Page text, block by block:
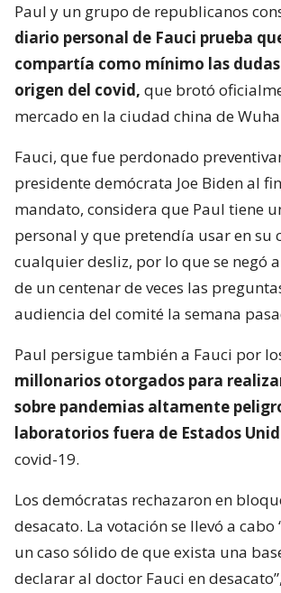
Paul y un grupo de republicanos
diario personal de Fauci prueba
compartía como mínimo las dudas
origen del covid, que brotó
mercado en la ciudad china de
Fauci, que fue perdonado
presidente demócrata Joe Biden al
mandato, considera que Paul tiene
personal y que pretendía usar en su
cualquier desliz, por lo que se negó
de un centenar de veces las
audiencia del comité la semana
Paul persigue también a Fauci por
millonarios otorgados para
sobre pandemias altamente
laboratorios fuera de Estados
covid-19.
Los demócratas rechazaron en
desacato. La votación se llevó a cabo
un caso sólido de que exista una
declarar al doctor Fauci en